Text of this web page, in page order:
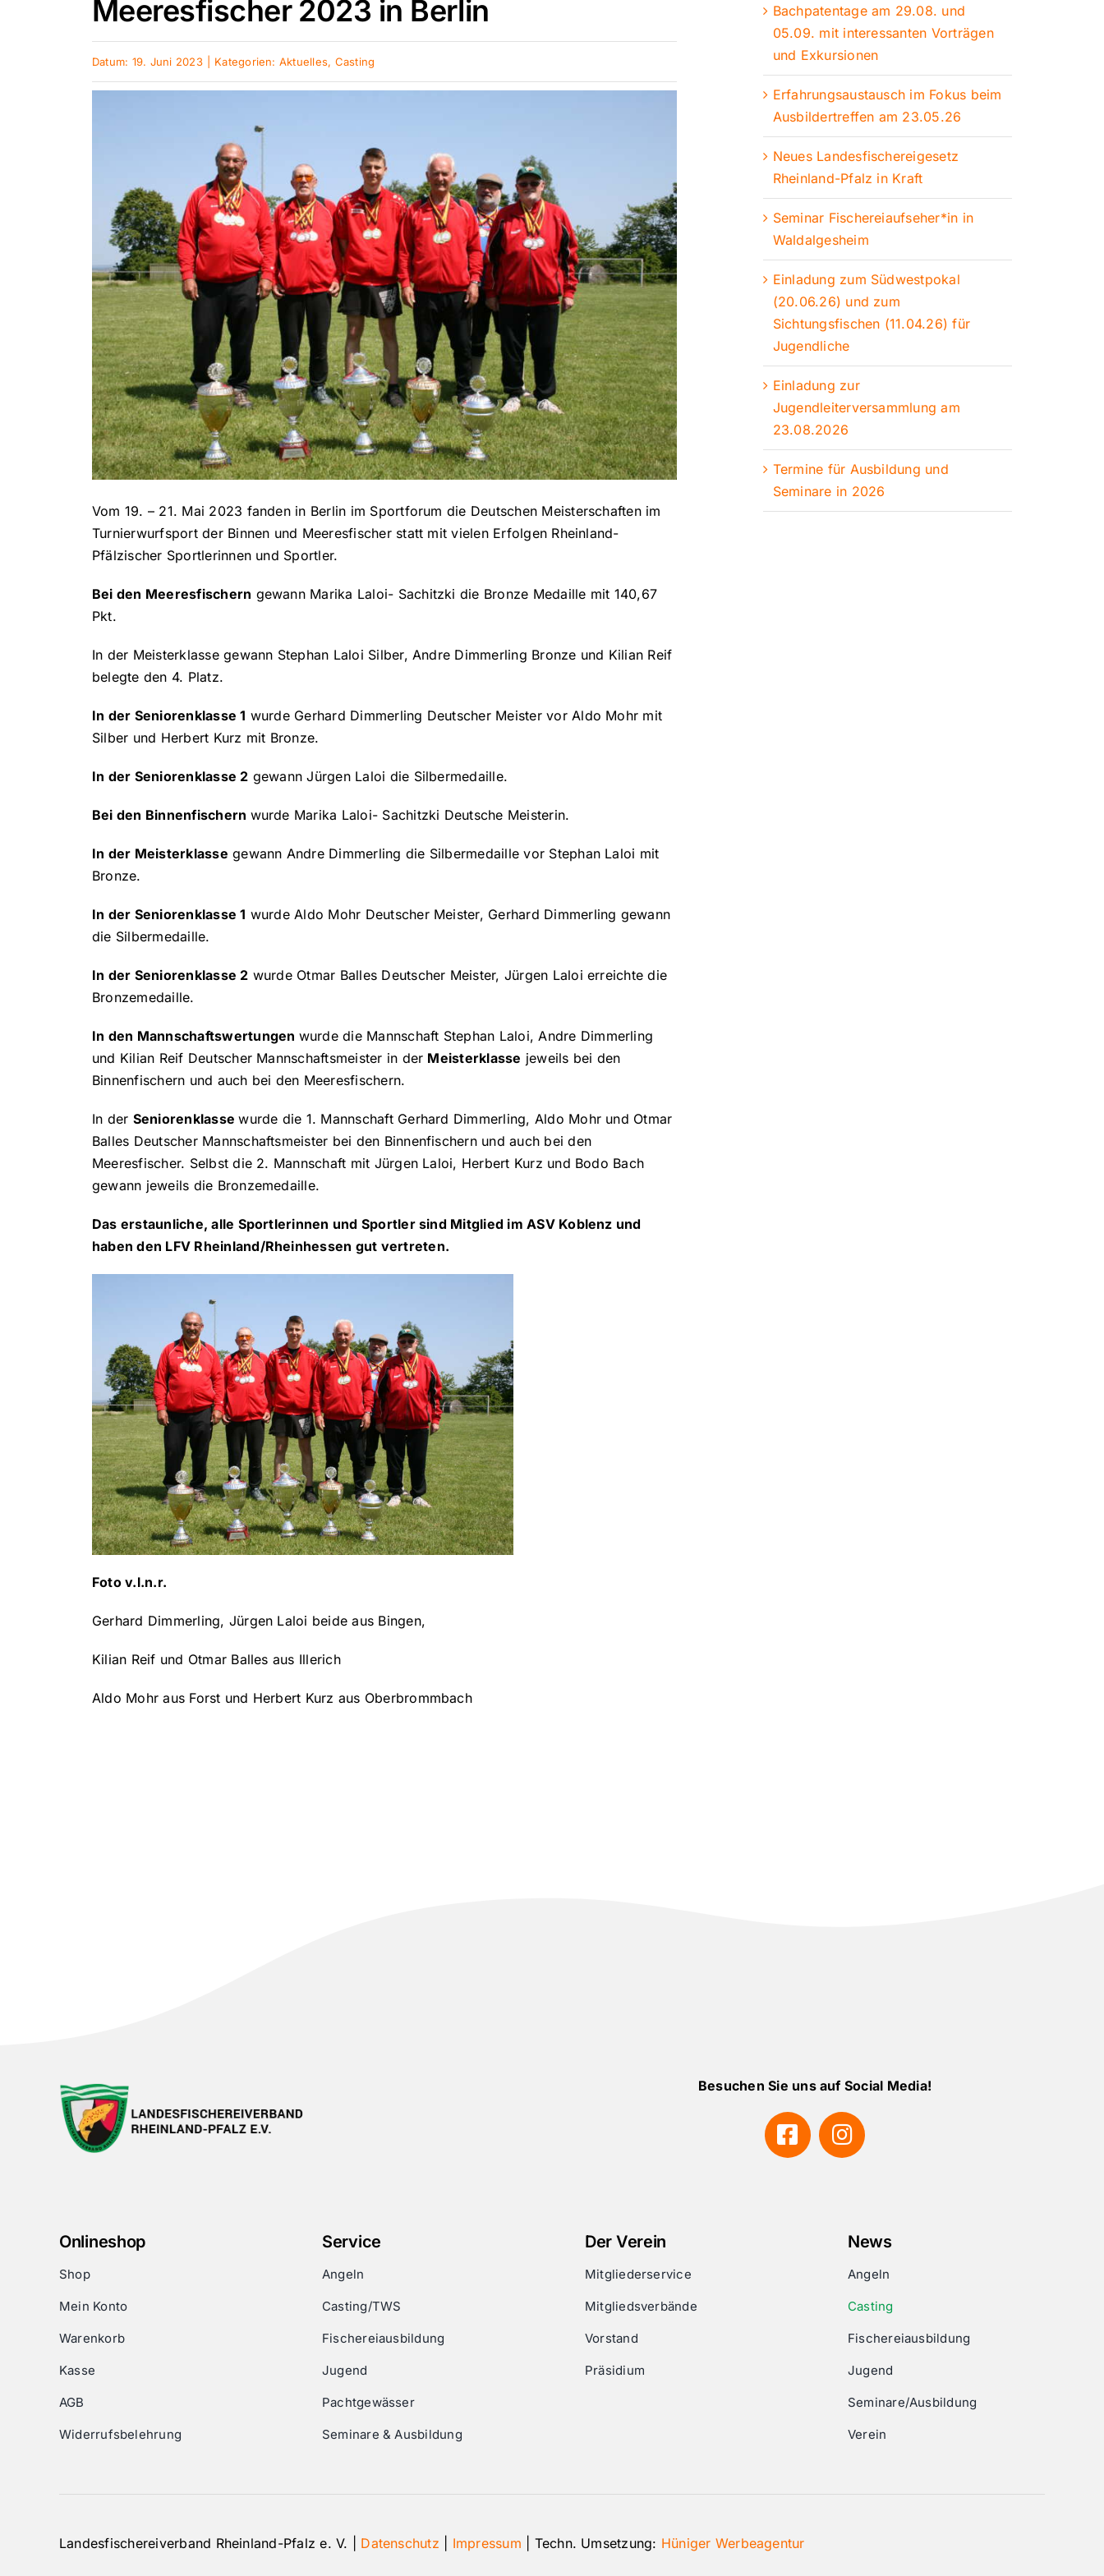
Meeresfischer 2023 in Berlin
Datum: 19. Juni 2023 Kategorien: Aktuelles, Casting
Vom 19. – 21. Mai 2023 fanden in Berlin im Sportforum die Deutschen Meisterschaften im
Turnierwurfsport der Binnen und Meeresfischer statt mit vielen Erfolgen Rheinland-
Pfälzischer Sportlerinnen und Sportler.
Bei den Meeresfischern gewann Marika Laloi- Sachitzki die Bronze Medaille mit 140,67
Pkt.
In der Meisterklasse gewann Stephan Laloi Silber, Andre Dimmerling Bronze und Kilian Reif
belegte den 4. Platz.
In der Seniorenklasse 1 wurde Gerhard Dimmerling Deutscher Meister vor Aldo Mohr mit
Silber und Herbert Kurz mit Bronze.
In der Seniorenklasse 2 gewann Jürgen Laloi die Silbermedaille.
Bei den Binnenfischern wurde Marika Laloi- Sachitzki Deutsche Meisterin.
In der Meisterklasse gewann Andre Dimmerling die Silbermedaille vor Stephan Laloi mit
Bronze.
In der Seniorenklasse 1 wurde Aldo Mohr Deutscher Meister, Gerhard Dimmerling gewann
die Silbermedaille.
In der Seniorenklasse 2 wurde Otmar Balles Deutscher Meister, Jürgen Laloi erreichte die
Bronzemedaille.
In den Mannschaftswertungen wurde die Mannschaft Stephan Laloi, Andre Dimmerling
und Kilian Reif Deutscher Mannschaftsmeister in der Meisterklasse jeweils bei den
Binnenfischern und auch bei den Meeresfischern.
In der Seniorenklassewurde die 1. Mannschaft Gerhard Dimmerling, Aldo Mohr und Otmar
Balles Deutscher Mannschaftsmeister bei den Binnenfischern und auch bei den
Meeresfischer. Selbst die 2. Mannschaft mit Jürgen Laloi, Herbert Kurz und Bodo Bach
gewann jeweils die Bronzemedaille.
Das erstaunliche, alle Sportlerinnen und Sportler sind Mitglied im ASV Koblenz und
haben den LFV Rheinland/Rheinhessen gut vertreten.
Foto v.l.n.r.
Gerhard Dimmerling, Jürgen Laloi beide aus Bingen,
Kilian Reif und Otmar Balles aus Illerich
Aldo Mohr aus Forst und Herbert Kurz aus Oberbrommbach
Bachpatentage am 29.08. und
05.09. mit interessanten Vorträgen
und Exkursionen
Erfahrungsaustausch im Fokus beim
Ausbildertreffen am 23.05.26
Neues Landesfischereigesetz
Rheinland-Pfalz in Kraft
Seminar Fischereiaufseher*in in
Waldalgesheim
Einladung zum Südwestpokal
(20.06.26) und zum
Sichtungsfischen (11.04.26) für
Jugendliche
Einladung zur
Jugendleiterversammlung am
23.08.2026
Termine für Ausbildung und
Seminare in 2026
Besuchen Sie uns auf Social Media!
Onlineshop
Shop
Mein Konto
Warenkorb
Kasse
AGB
Widerrufsbelehrung
Service
Angeln
Casting/TWS
Fischereiausbildung
Jugend
Pachtgewässer
Seminare & Ausbildung
Der Verein
Mitgliederservice
Mitgliedsverbände
Vorstand
Präsidium
News
Angeln
Casting
Fischereiausbildung
Jugend
Seminare/Ausbildung
Verein
Landesfischereiverband Rheinland-Pfalz e. V. | Datenschutz Impressum | Techn. Umsetzung: Hüniger Werbeagentur